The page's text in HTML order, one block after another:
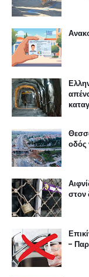
οδός
στον
-